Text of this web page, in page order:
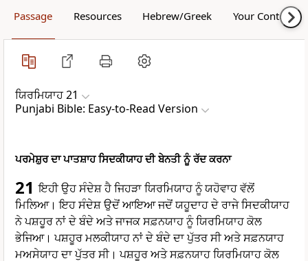
Passage Resources Hebrew/Greek Your Content
ਯਿਰਮਿਯਾਹ 21
Punjabi Bible: Easy-to-Read Version
ਪਰਮੇਸ਼ੁਰ ਦਾ ਪਾਤਸ਼ਾਹ ਸਿਦਕੀਯਾਹ ਦੀ ਬੇਨਤੀ ਨੂੰ ਰੱਦ ਕਰਨਾ
21ਇਹੀ ਉਹ ਸੰਦੇਸ਼ ਹੈ ਜਿਹੜਾ ਯਿਰਮਿਯਾਹ ਨੂੰ ਯਹੋਵਾਹ ਵੱਲੋਂ
ਮਿਲਿਆ। ਇਹ ਸੰਦੇਸ਼ ਉਦੋਂ ਆਇਆ ਜਦੋਂ ਯਹੂਦਾਹ ਦੇ ਰਾਜੇ ਸਿਦਕੀਯਾਹ
ਨੇ ਪਸ਼ਹੂਰ ਨਾਂ ਦੇ ਬੰਦੇ ਅਤੇ ਜਾਜਕ ਸਫ਼ਨਯਾਹ ਨੂੰ ਯਿਰਮਿਯਾਹ ਕੋਲ
ਭੇਜਿਆ। ਪਸ਼ਹੂਰ ਮਲਕੀਯਾਹ ਨਾਂ ਦੇ ਬੰਦੇ ਦਾ ਪੁੱਤਰ ਸੀ ਅਤੇ ਸਫ਼ਨਯਾਹ
ਮਅਸੇਯਾਹ ਦਾ ਪੁੱਤਰ ਸੀ। ਪਸ਼ਹੂਰ ਅਤੇ ਸਫ਼ਨਯਾਹ ਯਿਰਮਿਯਾਹ ਕੋਲ